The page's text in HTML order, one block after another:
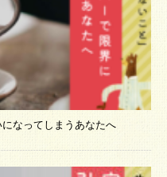
なってしまうあなたへ